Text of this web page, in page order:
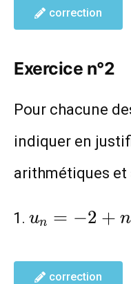
correction
Exercice n°2
Pour chacune
indiquer en
arithmétiques et
u_{n}=-2+n
un = −2 + n
correction